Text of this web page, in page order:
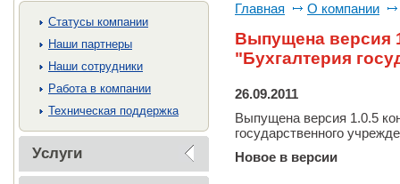
Cтатусы компании
Наши партнеры
Наши сотрудники
Работа в компании
Техническая поддержка
Услуги
Главная О компании
Выпущена версия
"Бухгалтерия
26.09.2011
Выпущена версия 1.0.5
государственного
Новое в версии